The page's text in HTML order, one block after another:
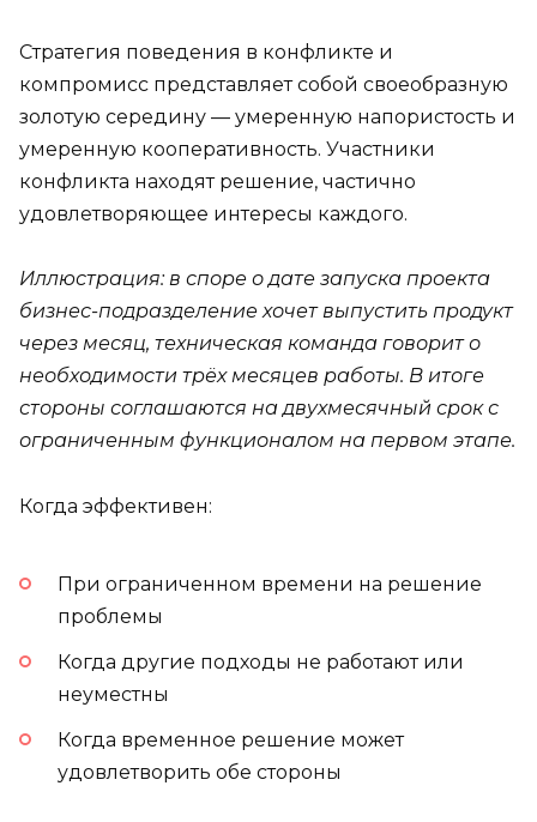
Стратегия поведения в конфликте и
компромисс представляет собой своеобразную
золотую середину — умеренную напористость и
умеренную кооперативность. Участники
конфликта находят решение, частично
удовлетворяющее интересы каждого.
Иллюстрация: в споре о дате запуска проекта
бизнес-подразделение хочет выпустить продукт
через месяц, техническая команда говорит о
необходимости трёх месяцев работы. В итоге
стороны соглашаются на двухмесячный срок с
ограниченным функционалом на первом этапе.
Когда эффективен:
При ограниченном времени на решение
проблемы
Когда другие подходы не работают или
неуместны
Когда временное решение может
удовлетворить обе стороны